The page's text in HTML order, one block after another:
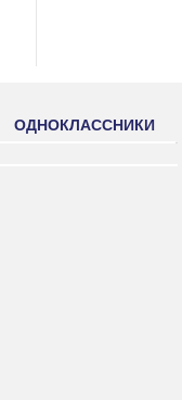
ОДНОКЛАССНИКИ